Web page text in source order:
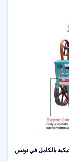
بالكامل في تونس